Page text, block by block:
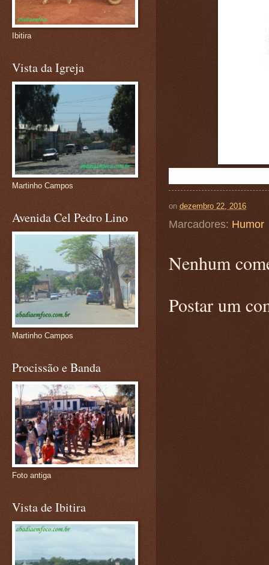
on dezembro 22, 2016
Marcadores: Humor
Nenhum
Postar um
Ibitira
Vista da Igreja
Martinho Campos
Avenida Cel Pedro Lino
Martinho Campos
Procissão e Banda
Foto antiga
Vista de Ibitira